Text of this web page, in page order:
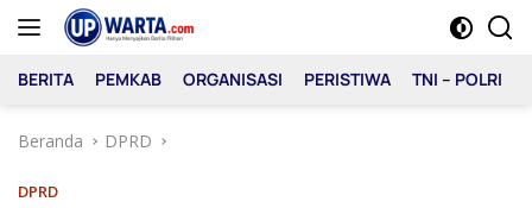
Langsung
BERITA PEMKAB ORGANISASI PERISTIWA TNI – POLRI
Beranda DPRD
DPRD